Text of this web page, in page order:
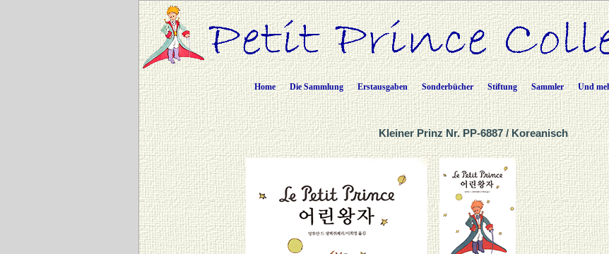
Home Die Sammlung Erstausgaben Sonderbücher Stiftung Sammler Und
Kleiner Prinz Nr. PP-6887 / Koreanisch